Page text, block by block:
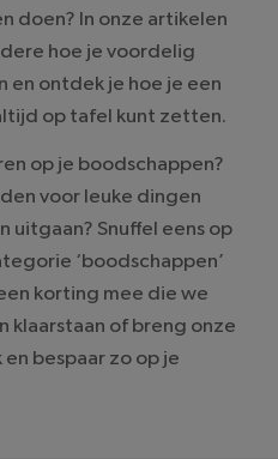
doen? In onze artikelen
hoe je voordelig
en ontdek je hoe je een
op tafel kunt zetten.
op je boodschappen?
voor leuke dingen
uitgaan? Snuffel eens op
‘boodschappen’
korting mee die we
klaarstaan of breng onze
bespaar zo op je